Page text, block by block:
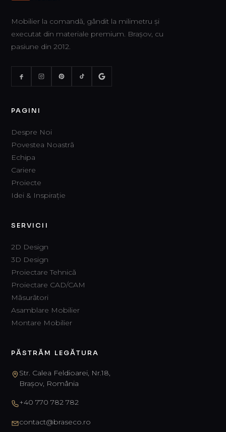
Mobilier la comandă, gândit la milimetru și
executat din materiale premium. Brașov, cu
pasiune din 2012.
PAGINI
Despre Noi
Povestea Noastră
Echipa
Cariere
Proiecte
Idei & Inspirație
SERVICII
2D Design
3D Design
Proiectare Tehnică
Proiectare CAD/CAM
Măsurători
Asamblare Mobilier
Montare Mobilier
PĂSTRĂM LEGĂTURA
Str. Calea Feldioarei, Nr.18,
Brașov, România
+40 770 782 782
contact@braseco.ro